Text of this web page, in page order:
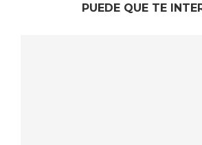
PUEDE QUE TE